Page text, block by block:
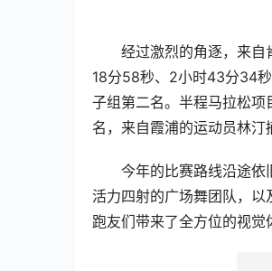
经过激烈的角逐，来自
18分58秒、2小时43分34
子组第二名。半程马拉松
名，来自霞浦的运动员林汀
今年的比赛路线沿途依
活力四射的广场舞团队，
跑友们带来了全方位的视觉